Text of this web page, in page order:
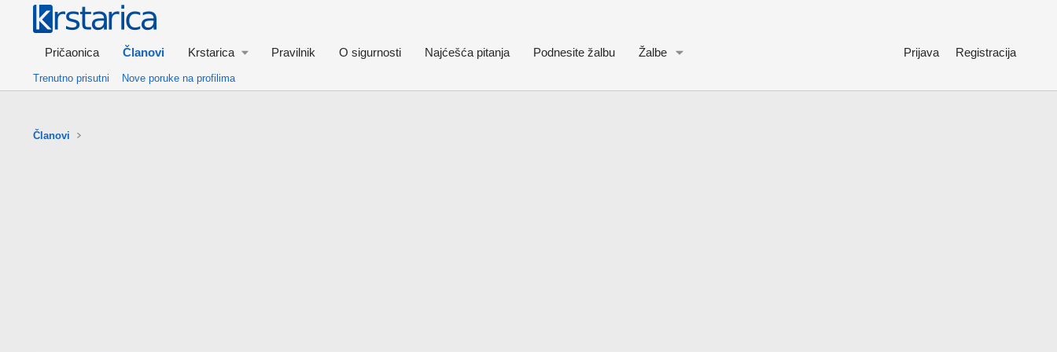
Pričaonica Članovi Krstarica Pravilnik O sigurnosti Najćešća pitanja Podnesite žalbu Žalbe Prijava Registracija
Trenutno prisutni Nove poruke na profilima
Članovi